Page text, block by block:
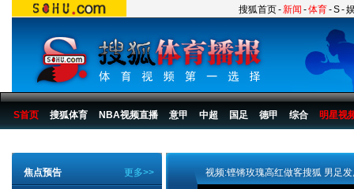
搜狐首页-新闻 -体育-S-
S首页 搜狐体育 NBA视频直播 意甲 中超 国足 德甲 综合 明星视
更多>>
焦点预告 视频:铿锵玫瑰高红做客搜狐 男足